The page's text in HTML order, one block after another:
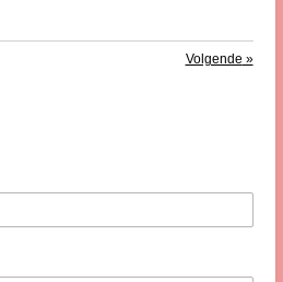
Volgende »